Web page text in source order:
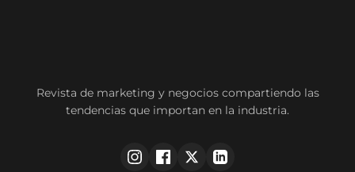
Revista de marketing y negocios compartiendo las
tendencias que importan en la industria.